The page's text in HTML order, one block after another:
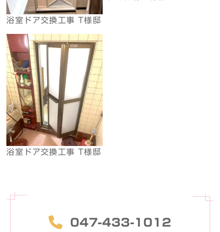
浴室ドア交換工事 T様邸
浴室ドア交換工事 T様邸
047-433-1012